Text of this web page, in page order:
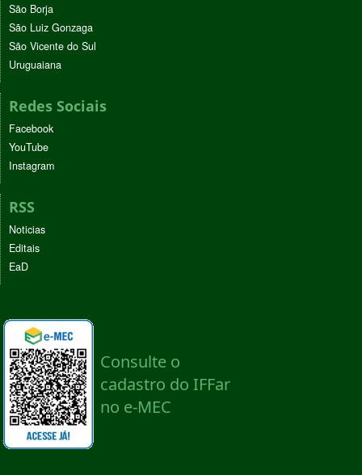
São Borja
São Luiz Gonzaga
São Vicente do Sul
Uruguaiana
Redes Sociais
Facebook
YouTube
Instagram
RSS
Noticias
Editais
EaD